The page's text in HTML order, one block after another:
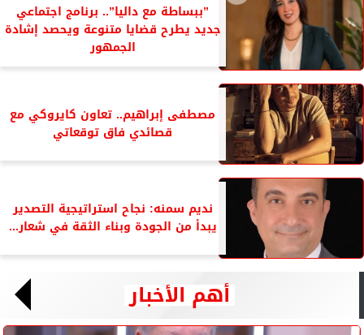
”ببساطة مع داليا”.. برنامج اجتماعي
جديد يطرح قضايا متنوعة ويحصد إشادة
الجمهور
مصطفى إبراهيم.. تعاون كايروكي مع
قصائدي فاق توقعاتي
نديم سمنه: نجاح استراتيجية التصدير
يبدأ من الجودة وبناء الثقة في شعار...
أهم الأخبار